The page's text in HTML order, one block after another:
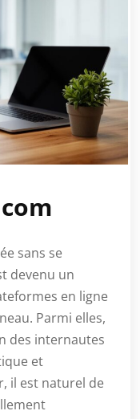
sans se
devenu un
en ligne
Parmi elles,
des internautes
et
il est naturel de